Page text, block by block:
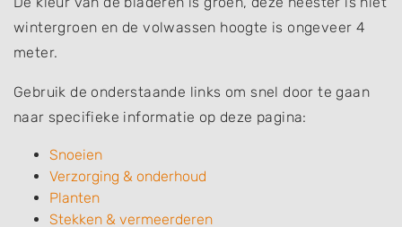
wintergroen en de volwassen hoogte is ongeveer 4
meter.
Gebruik de onderstaande links om snel door te gaan
naar specifieke informatie op deze pagina:
Snoeien
Verzorging & onderhoud
Planten
Stekken & vermeerderen